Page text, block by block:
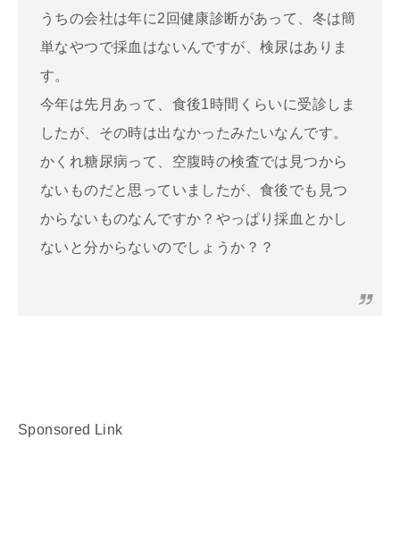
うちの会社は年に2回健康診断があって、冬は簡
単なやつで採血はないんですが、検尿はありま
す。
今年は先月あって、食後1時間くらいに受診しま
したが、その時は出なかったみたいなんです。
かくれ糖尿病って、空腹時の検査では見つから
ないものだと思っていましたが、食後でも見つ
からないものなんですか？やっぱり採血とかし
ないと分からないのでしょうか？？
Sponsored Link